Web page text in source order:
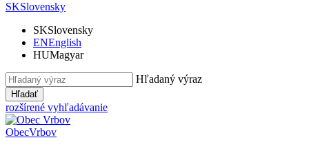
SKSlovensky
SKSlovensky
ENEnglish
HUMagyar
Hľadaný výraz
Hľadať
rozšírené vyhľadávanie
ObecVrbov